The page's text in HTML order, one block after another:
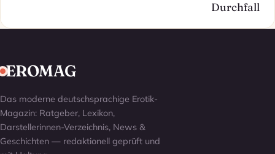
Durchfall
EROMAG
Das moderne deutschsprachige Erotik-
Magazin: Ratgeber, Lexikon,
Darstellerinnen-Verzeichnis, News &
Geschichten — redaktionell geprüft und